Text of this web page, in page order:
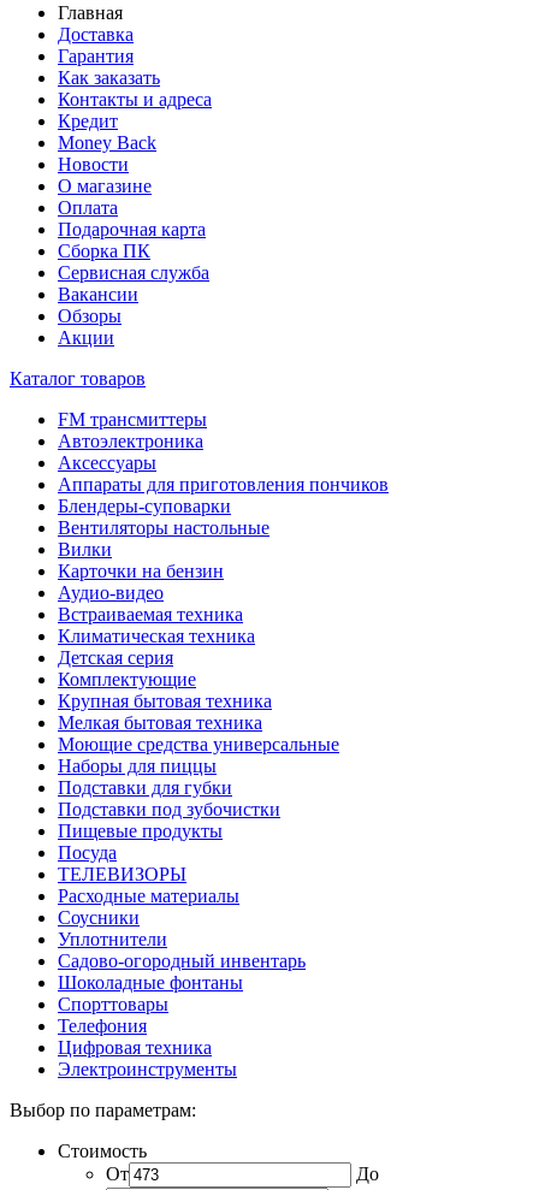
Главная
Доставка
Гарантия
Как заказать
Контакты и адреса
Кредит
Money Back
Новости
О магазине
Оплата
Подарочная карта
Сборка ПК
Сервисная служба
Вакансии
Обзоры
Акции
Каталог товаров
FM трансмиттеры
Автоэлектроника
Аксессуары
Аппараты для приготовления пончиков
Блендеры-суповарки
Вентиляторы настольные
Вилки
Карточки на бензин
Аудио-видео
Встраиваемая техника
Климатическая техника
Детская серия
Комплектующие
Крупная бытовая техника
Мелкая бытовая техника
Моющие средства универсальные
Наборы для пиццы
Подставки для губки
Подставки под зубочистки
Пищевые продукты
Посуда
ТЕЛЕВИЗОРЫ
Расходные материалы
Соусники
Уплотнители
Садово-огородный инвентарь
Шоколадные фонтаны
Спорттовары
Телефония
Цифровая техника
Электроинструменты
Выбор по параметрам:
Стоимость
От
До